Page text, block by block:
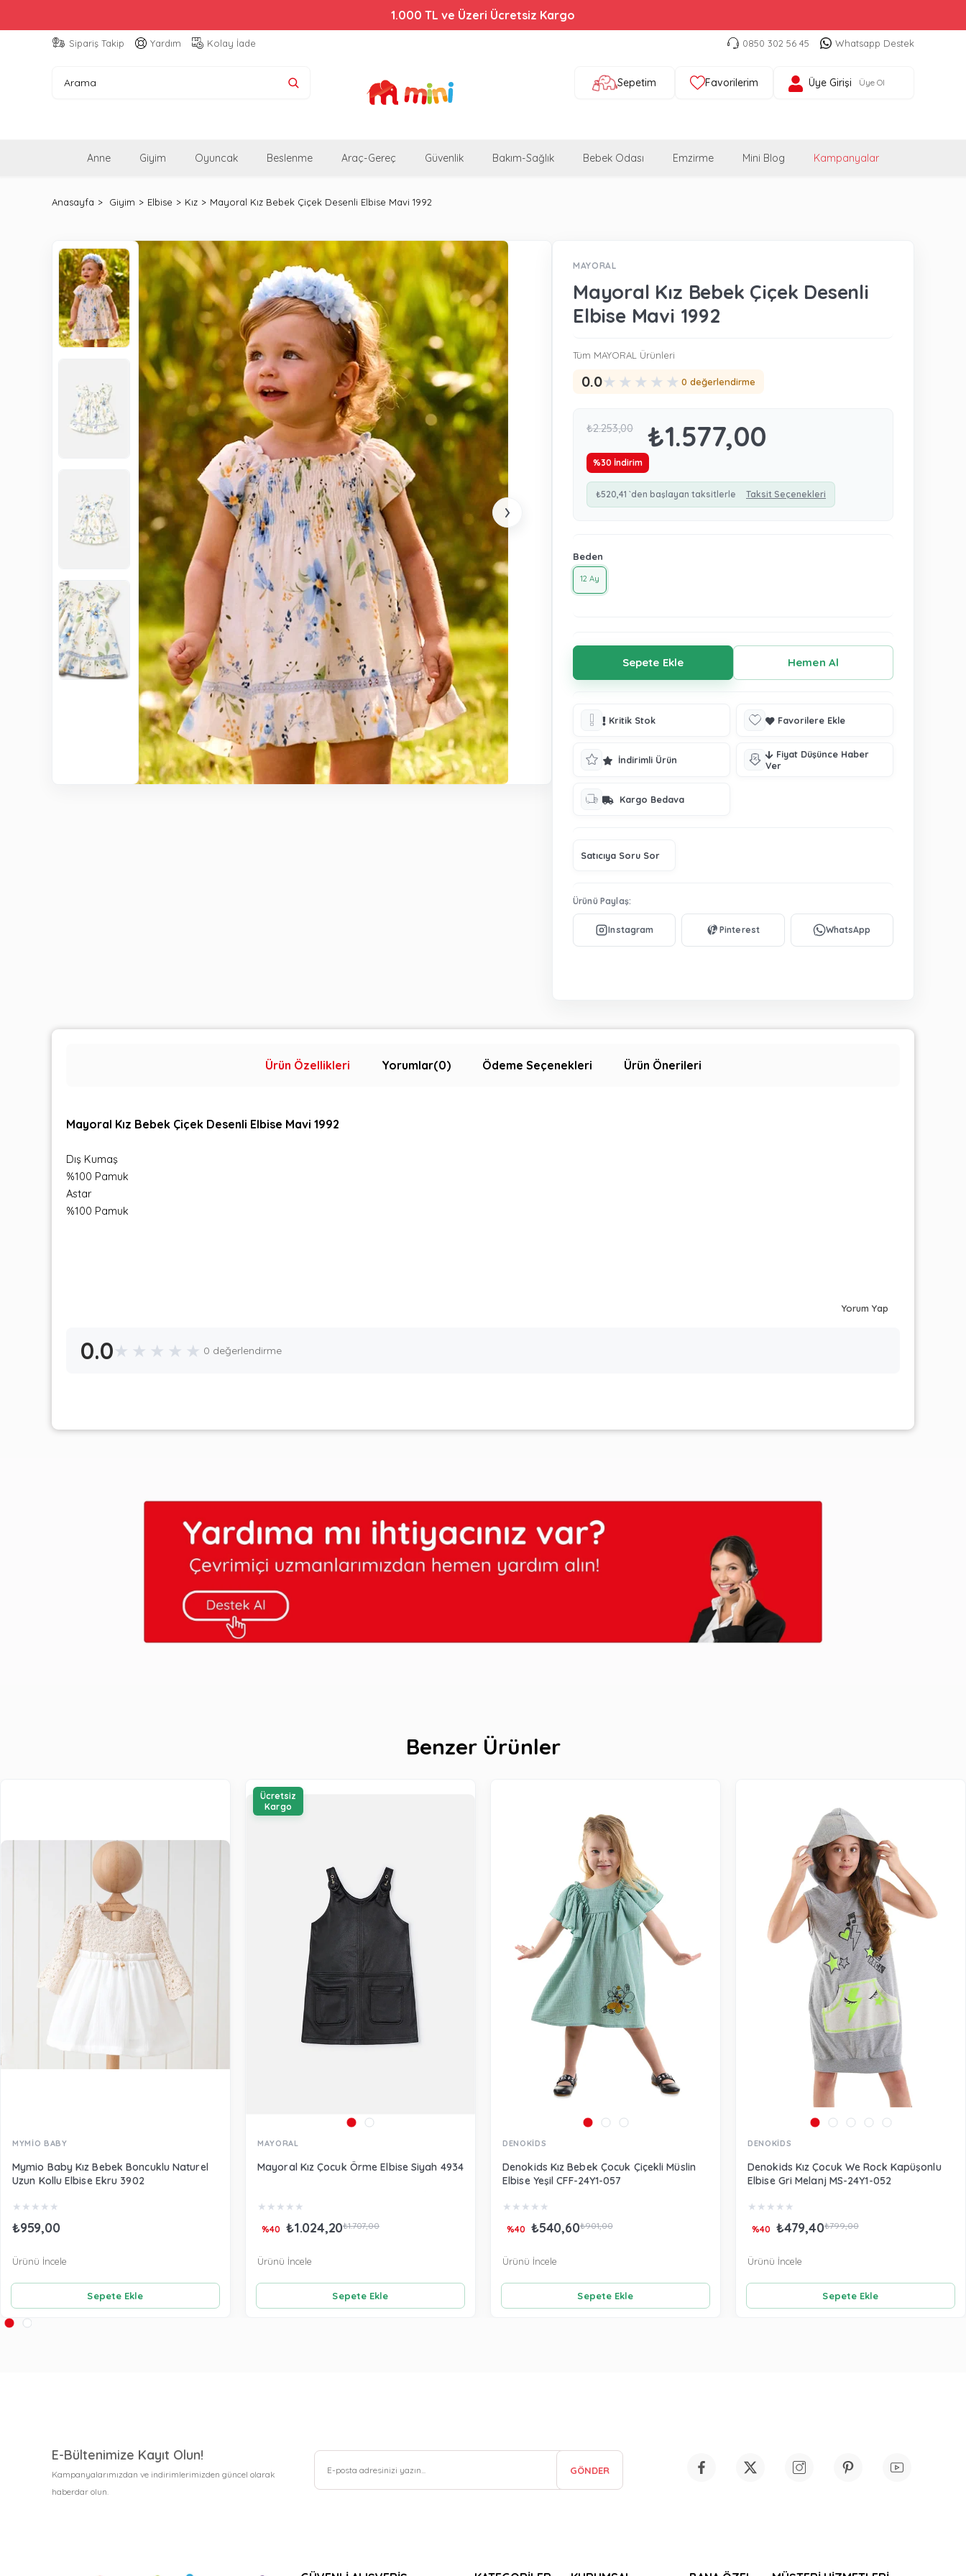
1.000 TL ve Üzeri Ücretsiz Kargo
Bebek Arabalarında %44'e Varan İndirim!
Sipariş Takip Yardım Kolay İade 0850 302 56 45 Whatsapp Destek
Sepetim Favorilerim Üye Girişi Üye Ol
Anne Giyim Oyuncak Beslenme Araç-Gereç Güvenlik Bakım-Sağlık Bebek Odası Emzirme Mini Blog Kampanyalar
Anasayfa Giyim Elbise Kız Mayoral Kız Bebek Çiçek Desenli Elbise Mavi 1992
›
MAYORAL
Mayoral Kız Bebek Çiçek Desenli
Elbise Mavi 1992
Tüm MAYORAL Ürünleri
0.0★ ★ ★ ★ ★ 0 değerlendirme
₺2.253,00 ₺1.577,00
%30 İndirim
₺520,41 `den başlayan taksitlerle Taksit Seçenekleri
Beden
12 Ay
Kritik Stok Favorilere Ekle
İndirimli Ürün
Fiyat Düşünce Haber
Ver
Kargo Bedava
Satıcıya Soru Sor
Ürünü Paylaş:
Ürün Özellikleri Yorumlar(0) Ödeme Seçenekleri Ürün Önerileri
Mayoral Kız Bebek Çiçek Desenli Elbise Mavi 1992
Dış Kumaş
%100 Pamuk
Astar
%100 Pamuk
Yorum Yap
0.0★ ★ ★ ★ ★ 0 değerlendirme
Benzer Ürünler
MYMİO BABY
Mymio Baby Kız Bebek Boncuklu Naturel
Uzun Kollu Elbise Ekru 3902
★ ★ ★ ★ ★
₺959,00
Sepete Ekle
Ürünü İncele
MAYORAL
Mayoral Kız Çocuk Örme Elbise Siyah 4934
★ ★ ★ ★ ★
₺1.024,20₺1.707,00
%40
Sepete Ekle
Ürünü İncele
Ücretsiz
Kargo
DENOKİDS
Denokids Kız Bebek Çocuk Çiçekli Müslin
Elbise Yeşil CFF-24Y1-057
★ ★ ★ ★ ★
₺540,60₺901,00
%40
Sepete Ekle
Ürünü İncele
DENOKİDS
Denokids Kız Çocuk We Rock Kapüşonlu
Elbise Gri Melanj MS-24Y1-052
★ ★ ★ ★ ★
₺479,40₺799,00
%40
Sepete Ekle
Ürünü İncele
E-Bültenimize Kayıt Olun!
Kampanyalarımızdan ve indirimlerimizden güncel olarak
haberdar olun.
GÖNDER